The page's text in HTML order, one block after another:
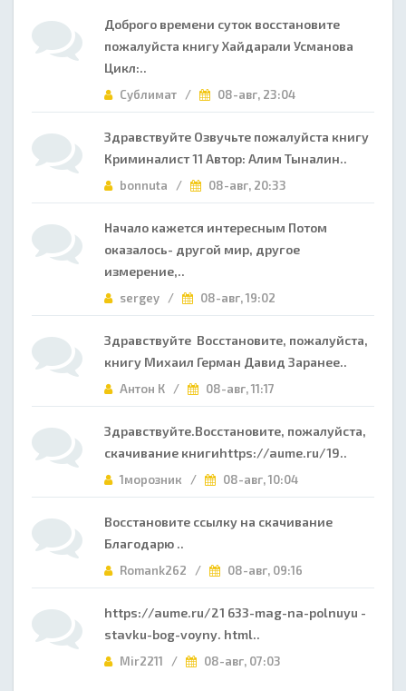
Доброго времени суток восстановите
пожалуйста книгу Хайдарали Усманова
Цикл:..
Сублимат / 08-авг, 23:04
Здравствуйте Озвучьте пожалуйста книгу
Криминалист 11 Автор: Алим Тыналин..
bonnuta / 08-авг, 20:33
Начало кажется интересным Потом
оказалось- другой мир, другое
измерение,..
sergey / 08-авг, 19:02
Здравствуйте Восстановите, пожалуйста,
книгу Михаил Герман Давид Заранее..
Антон К / 08-авг, 11:17
Здравствуйте.Восстановите, пожалуйста,
скачивание книгиhttps://aume.ru/19..
1морозник / 08-авг, 10:04
Восстановите ссылку на скачивание
Благодарю ..
Romank262 / 08-авг, 09:16
https://aume.ru/21 633-mag-na-polnuyu -
stavku-bog-voyny. html..
Mir2211 / 08-авг, 07:03